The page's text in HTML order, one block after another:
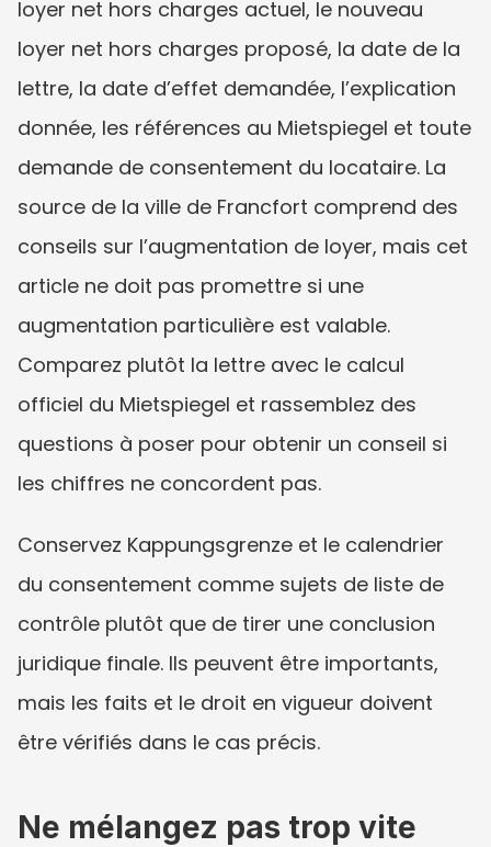
loyer net hors charges actuel, le nouveau
loyer net hors charges proposé, la date de la
lettre, la date d’effet demandée, l’explication
donnée, les références au Mietspiegel et toute
demande de consentement du locataire. La
source de la ville de Francfort comprend des
conseils sur l’augmentation de loyer, mais cet
article ne doit pas promettre si une
augmentation particulière est valable.
Comparez plutôt la lettre avec le calcul
officiel du Mietspiegel et rassemblez des
questions à poser pour obtenir un conseil si
les chiffres ne concordent pas.
Conservez Kappungsgrenze et le calendrier
du consentement comme sujets de liste de
contrôle plutôt que de tirer une conclusion
juridique finale. Ils peuvent être importants,
mais les faits et le droit en vigueur doivent
être vérifiés dans le cas précis.
Ne mélangez pas trop vite